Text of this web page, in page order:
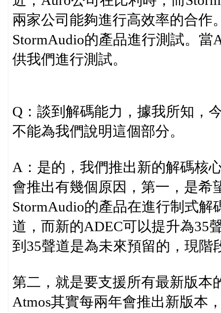
兩家公司能夠進行高效率的合作
StormAudio的產品進行測試。
供我們進行測試。
Q：談到解碼能力，據我所知，
不能為我們說明這個部分。
A：是的，我們推出新的解碼核
會推出有幾個原因，第一，是希
StormAudio的產品在進行制式
道，而新的ADEC可以提升為35
到35聲道是為未來預留的，現階
第二，就是要支援所有最新版本
Atmos其實每兩年會推出新版本